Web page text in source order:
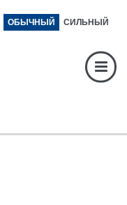
ОБЫЧНЫЙ СИЛЬНЫЙ